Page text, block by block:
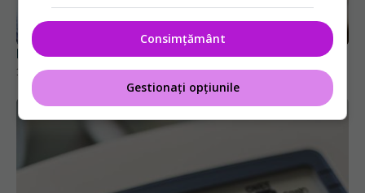
Consimțământ
Gestionați opțiunile